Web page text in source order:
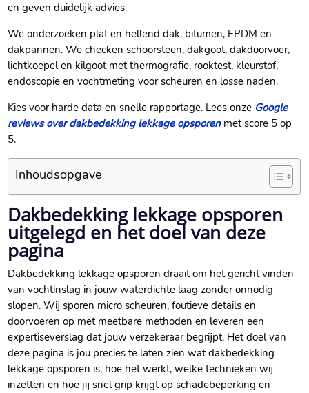
en geven duidelijk advies.​
We onderzoeken plat en hellend dak, bitumen, EPDM en
dakpannen.​ We checken schoorsteen, dakgoot, dakdoorvoer,
lichtkoepel en kilgoot met thermografie, rooktest, kleurstof,
endoscopie en vochtmeting voor scheuren en losse naden.​
Kies voor harde data en snelle rapportage.​ Lees onze Google
reviews over dakbedekking lekkage opsporenmet score 5 op
5.​
Inhoudsopgave
Dakbedekking lekkage opsporen
uitgelegd en het doel van deze
pagina
Dakbedekking lekkage opsporen draait om het gericht vinden
van vochtinslag in jouw waterdichte laag zonder onnodig
slopen.​ Wij sporen micro scheuren, foutieve details en
doorvoeren op met meetbare methoden en leveren een
expertiseverslag dat jouw verzekeraar begrijpt.​ Het doel van
deze pagina is jou precies te laten zien wat dakbedekking
lekkage opsporen is, hoe het werkt, welke technieken wij
inzetten en hoe jij snel grip krijgt op schadebeperking en